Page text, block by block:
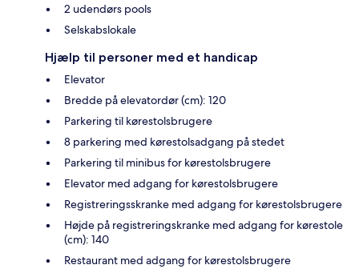
2 udendørs pools
Selskabslokale
Hjælp til personer med et handicap
Elevator
Bredde på elevatordør (cm): 120
Parkering til kørestolsbrugere
8 parkering med kørestolsadgang på stedet
Parkering til minibus for kørestolsbrugere
Elevator med adgang for kørestolsbrugere
Registreringsskranke med adgang for kørestolsbrugere
Højde på registreringskranke med adgang for kørestole
(cm): 140
Restaurant med adgang for kørestolsbrugere